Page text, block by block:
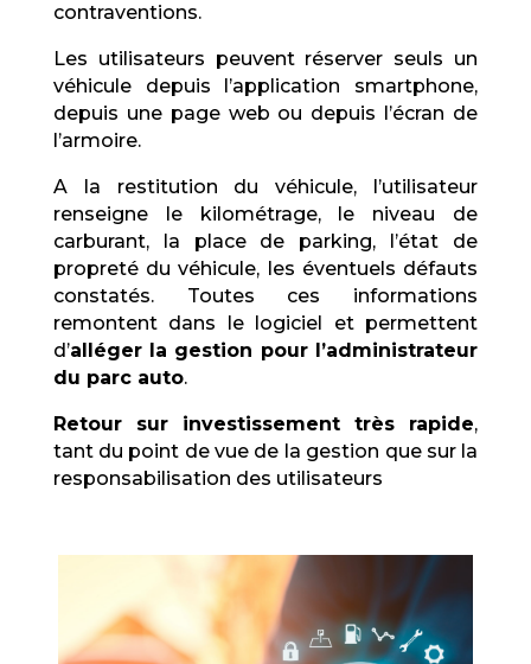
contraventions.
Les utilisateurs peuvent réserver seuls un
véhicule depuis l’application smartphone,
depuis une page web ou depuis l’écran de
l’armoire.
A la restitution du véhicule, l’utilisateur
renseigne le kilométrage, le niveau de
carburant, la place de parking, l’état de
propreté du véhicule, les éventuels défauts
constatés. Toutes ces informations
remontent dans le logiciel et permettent
d’alléger la gestion pour l’administrateur
du parc auto.
Retour sur investissement très rapide,
tant du point de vue de la gestion que sur la
responsabilisation des utilisateurs